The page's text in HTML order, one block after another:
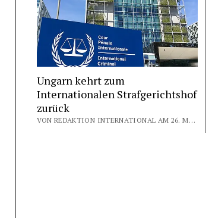
Ungarn kehrt zum
Internationalen Strafgerichtshof
zurück
VON REDAKTION INTERNATIONAL AM 26. MAI 2026